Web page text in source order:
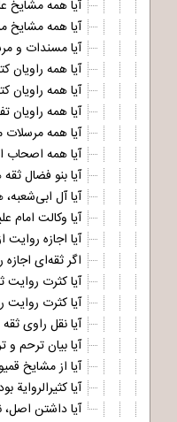
آیا همه مشایخ
آیا همه مشایخ
آیا مسندات و
آیا همه راویان
آیا همه راویان
آیا همه راویان
آیا همه
آیا همه اصحاب
آیا بنو فضال
آیا آل
آیا وکالت امام
آیا اجازه
اگر ثقه‌ای
آیا کثرت روایت
آیا کثرت روایت
آیا نقل راوی
آیا بیان ترحم
آیا از مشایخ
آیا
آیا داشتن